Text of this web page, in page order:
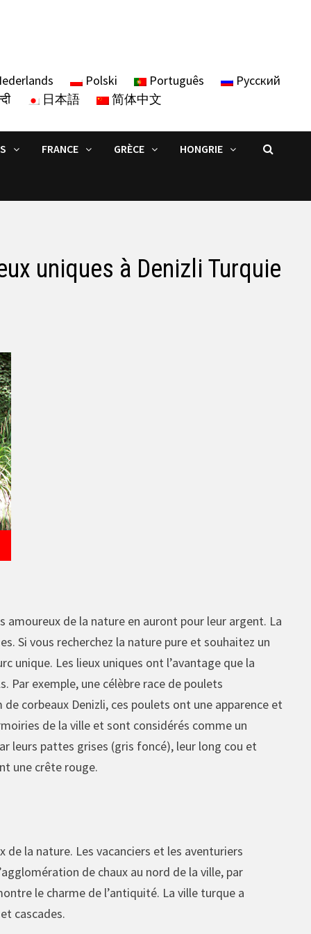
Polski Português
Русский
日本語 简体中文
FRANCE GRÈCE HONGRIE
uniques à Denizli Turquie
amoureux de la nature en auront pour leur argent. La
Si vous recherchez la nature pure et souhaitez un
unique. Les lieux uniques ont l’avantage que la
Par exemple, une célèbre race de poulets
corbeaux Denizli, ces poulets ont une apparence et
de la ville et sont considérés comme un
leurs pattes grises (gris foncé), leur long cou et
une crête rouge.
la nature. Les vacanciers et les aventuriers
de chaux au nord de la ville, par
le charme de l’antiquité. La ville turque a
cascades.